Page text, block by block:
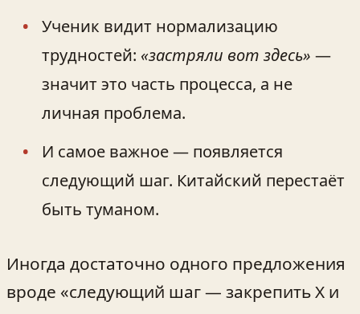
Ученик видит нормализацию
трудностей: «застряли вот здесь» —
значит это часть процесса, а не
личная проблема.
И самое важное — появляется
следующий шаг. Китайский перестаёт
быть туманом.
Иногда достаточно одного предложения
вроде «следующий шаг — закрепить X и